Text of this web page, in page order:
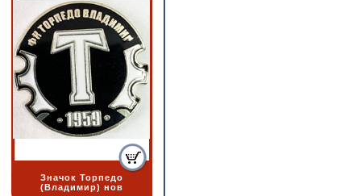
Значок Торпедо
(Владимир) нов